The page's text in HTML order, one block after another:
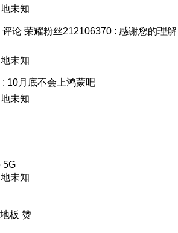
未知
评论 荣耀粉丝212106370 : 感谢您的理解
未知
: 10月底不会上鸿蒙吧
未知
5G
未知
地板 赞